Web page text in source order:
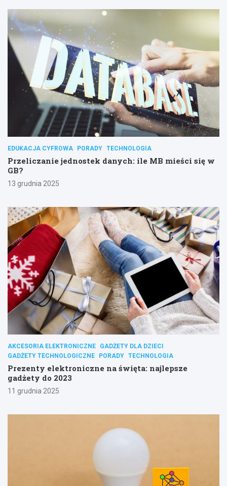
EDUKACJA CYFROWA PORADY TECHNOLOGIA
Przeliczanie jednostek danych: ile MB mieści się w
GB?
13 grudnia 2025
AKCESORIA ELEKTRONICZNE
GADŻETY DLA DZIECI
GADŻETY TECHNOLOGICZNE
PORADY TECHNOLOGIA
Prezenty elektroniczne na święta: najlepsze
gadżety do 2023
11 grudnia 2025